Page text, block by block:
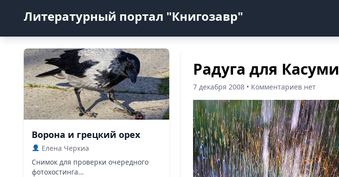
Литературный портал "Книгозавр"
Ворона и грецкий орех
Елена Черкиа
Снимок для проверки очередного
фотохостинга…
Радуга для Касуми
7 декабря 2008 • Комментариев нет